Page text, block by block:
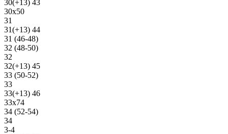
30(+13) 43
30х50
31
31(+13) 44
31 (46-48)
32 (48-50)
32
32(+13) 45
33 (50-52)
33
33(+13) 46
33х74
34 (52-54)
34
3-4